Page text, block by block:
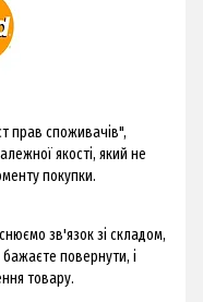
прав споживачів",
якості, який не
покупки.
зв'язок зі складом,
повернути, і
товару.